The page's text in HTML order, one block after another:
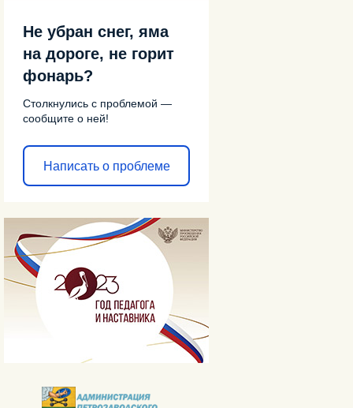
Не убран снег, яма
на дороге, не горит
фонарь?
Столкнулись с проблемой —
сообщите о ней!
Написать о проблеме